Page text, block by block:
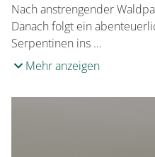
Nach anstrengender
Danach folgt ein
Serpentinen ins …
Mehr anzeigen